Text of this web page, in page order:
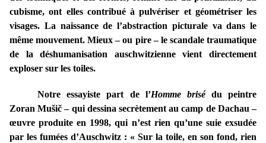
cubisme, ont elles contribué à pulvériser et géométriser les
visages. La naissance de l’abstraction picturale va dans le
même mouvement. Mieux – ou pire – le scandale traumatique
de la déshumanisation auschwitzienne vient directement
exploser sur les toiles.
Notre essayiste part de l’Homme brisédu peintre
ZoranMušič – qui dessina secrètement au camp de Dachau –
œuvre produite en 1998, qui n’est rien qu’une suie exsudée
par les fumées d’Auschwitz : « Sur la toile, en son fond, rien